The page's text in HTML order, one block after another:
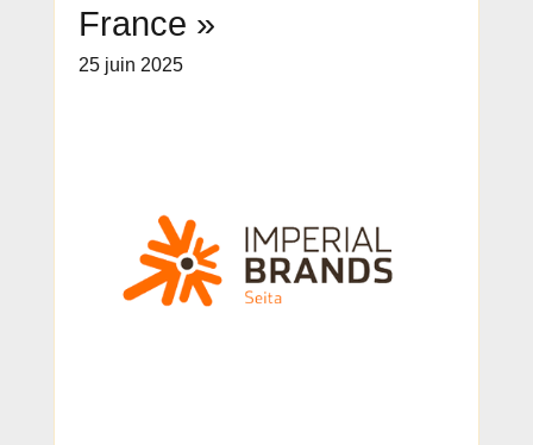
France »
25 juin 2025